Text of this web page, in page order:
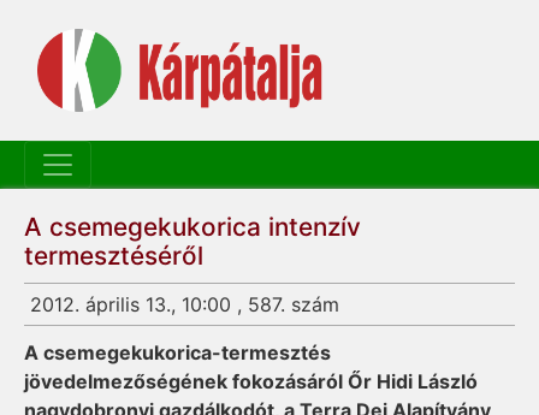
A csemegekukorica intenzív
termesztéséről
2012. április 13., 10:00 , 587. szám
A csemegekukorica-termesztés
jövedelmezőségének fokozásáról Őr Hidi László